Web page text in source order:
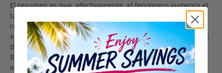
El resumen es que, efectivamente, el fenogreco aumenta el
tamaño de los senos. Pero, espera, hay más. No hay dos
cuerpos de mujer iguales. El suplemento de fenogreco que
eligen, su consistencia en tomar el fenogreco, y sus hábitos
de vida de apoyo todos juegan un papel en el nivel de
Realce del busto que experimentarán. Hoy, no vamos a
explorar